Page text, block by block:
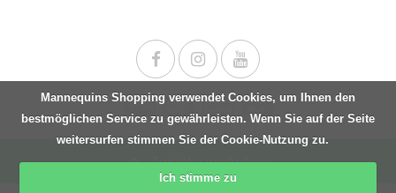
Mannequins Shopping verwendet Cookies, um Ihnen den
bestmöglichen Service zu gewährleisten. Wenn Sie auf der Seite
weitersurfen stimmen Sie der Cookie-Nutzung zu.
Ich stimme zu
Zurück zum Anfang